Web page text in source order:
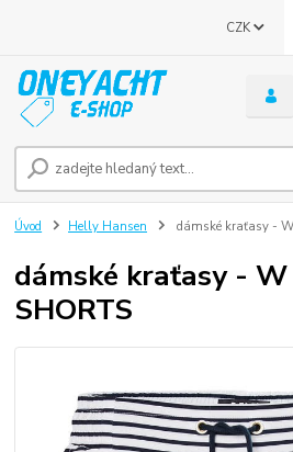
CZK
Úvod Helly Hansen dámské kraťasy -
dámské kraťasy -
SHORTS